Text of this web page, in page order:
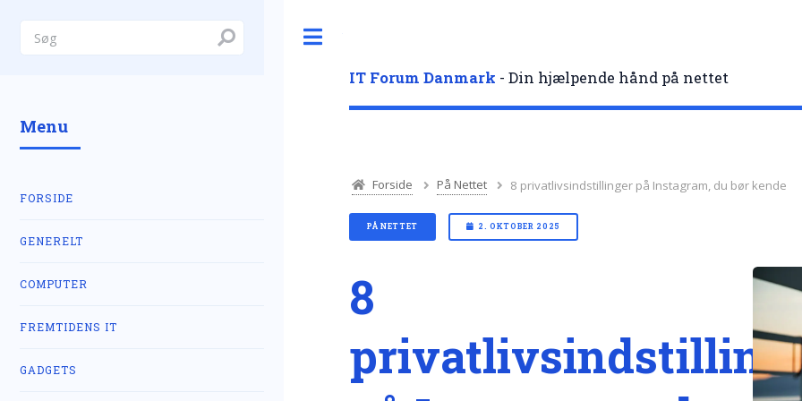
IT Forum Danmark - Din hjælpende hånd på nettet
Forside På Nettet 8 privatlivsindstillinger på Instagram, du bør kende
PÅ NETTET 2. OKTOBER 2025
8
Menu
FORSIDE
GENERELT
COMPUTER
FREMTIDENS IT
GADGETS